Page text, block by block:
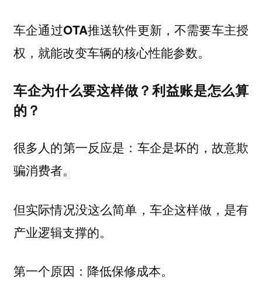
车企通过OTA推送软件更新，不需要车主授
权，就能改变车辆的核心性能参数。
车企为什么要这样做？利益账是怎么算
的？
很多人的第一反应是：车企是坏的，故意欺
骗消费者。
但实际情况没这么简单，车企这样做，是有
产业逻辑支撑的。
第一个原因：降低保修成本。